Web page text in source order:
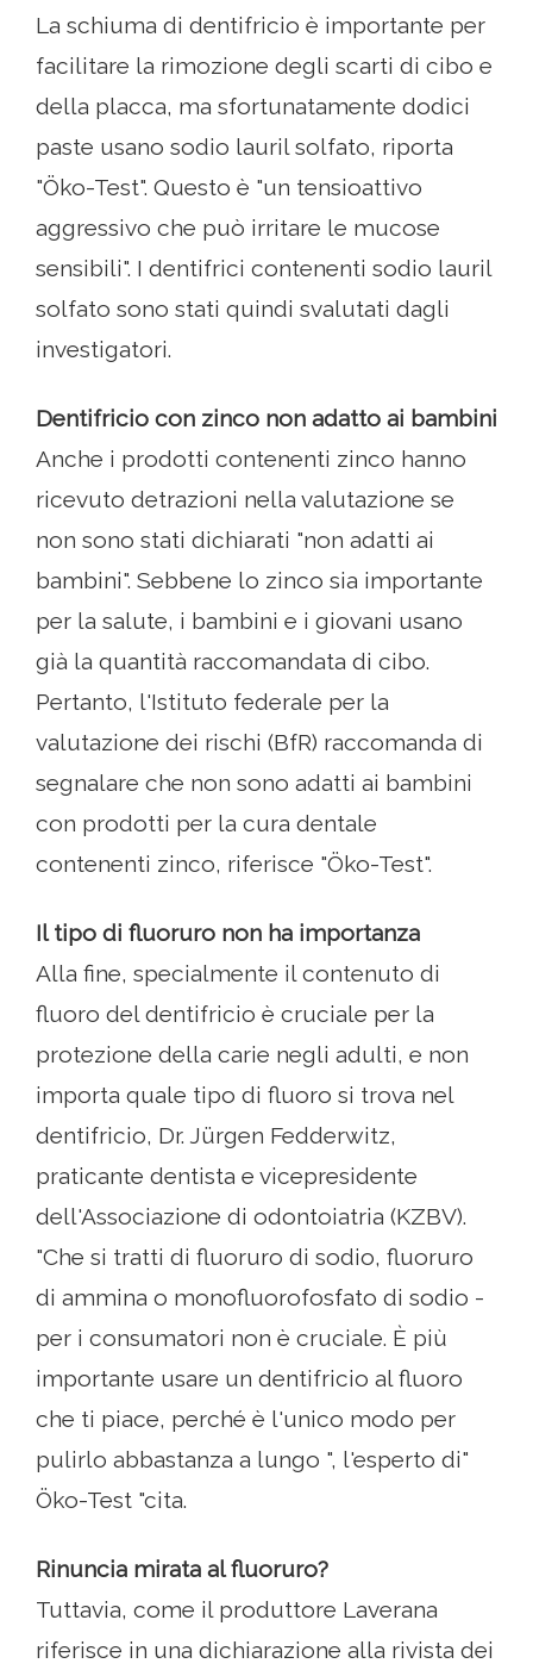
La schiuma di dentifricio è importante per
facilitare la rimozione degli scarti di cibo e
della placca, ma sfortunatamente dodici
paste usano sodio lauril solfato, riporta
"Öko-Test". Questo è "un tensioattivo
aggressivo che può irritare le mucose
sensibili". I dentifrici contenenti sodio lauril
solfato sono stati quindi svalutati dagli
investigatori.
Dentifricio con zinco non adatto ai bambini
Anche i prodotti contenenti zinco hanno
ricevuto detrazioni nella valutazione se
non sono stati dichiarati "non adatti ai
bambini". Sebbene lo zinco sia importante
per la salute, i bambini e i giovani usano
già la quantità raccomandata di cibo.
Pertanto, l'Istituto federale per la
valutazione dei rischi (BfR) raccomanda di
segnalare che non sono adatti ai bambini
con prodotti per la cura dentale
contenenti zinco, riferisce "Öko-Test".
Il tipo di fluoruro non ha importanza
Alla fine, specialmente il contenuto di
fluoro del dentifricio è cruciale per la
protezione della carie negli adulti, e non
importa quale tipo di fluoro si trova nel
dentifricio, Dr. Jürgen Fedderwitz,
praticante dentista e vicepresidente
dell'Associazione di odontoiatria (KZBV).
"Che si tratti di fluoruro di sodio, fluoruro
di ammina o monofluorofosfato di sodio -
per i consumatori non è cruciale. È più
importante usare un dentifricio al fluoro
che ti piace, perché è l'unico modo per
pulirlo abbastanza a lungo ", l'esperto di"
Öko-Test "cita.
Rinuncia mirata al fluoruro?
Tuttavia, come il produttore Laverana
riferisce in una dichiarazione alla rivista dei